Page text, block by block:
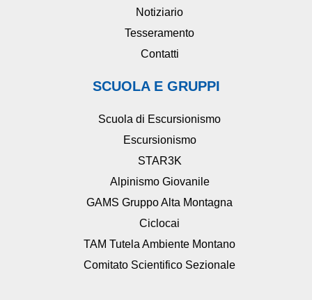
Notiziario
Tesseramento
Contatti
SCUOLA E GRUPPI
Scuola di Escursionismo
Escursionismo
STAR3K
Alpinismo Giovanile
GAMS Gruppo Alta Montagna
Ciclocai
TAM Tutela Ambiente Montano
Comitato Scientifico Sezionale